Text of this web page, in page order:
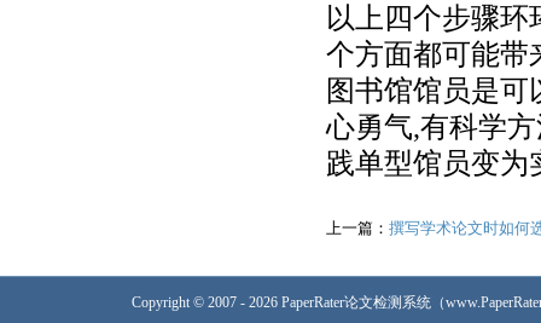
以上四个步骤
个方面都可能带
图书馆馆员是
心勇气,有科学
践单型馆员变为
上一篇： 撰写学术论文时如何
Copyright © 2007 - 2026 PaperRater论文检测系统（